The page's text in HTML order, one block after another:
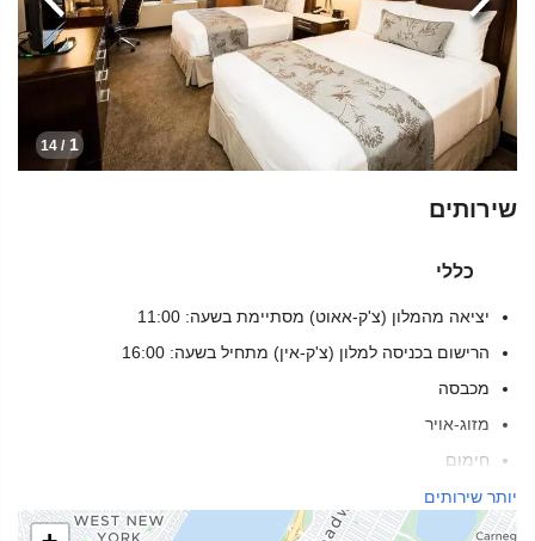
1
/ 14
הקודמת הבא
שירותים
כללי
יציאה מהמלון (צ'ק-אאוט) מסתיימת בשעה: 11:00
הרישום בכניסה למלון (צ'ק-אין) מתחיל בשעה: 16:00
מכבסה
מזוג-אויר
חימום
מעלית
אנשים עם ניידות מוגבלת
יותר שירותים